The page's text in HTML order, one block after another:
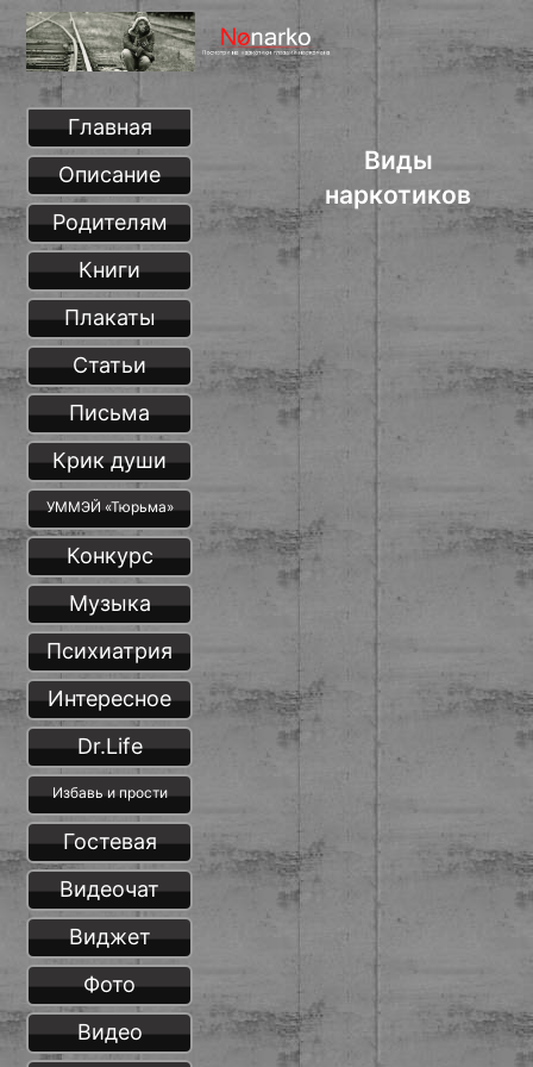
Виды
наркотиков
Главная
Описание
Родителям
Книги
Плакаты
Статьи
Письма
Крик души
УММЭЙ «Тюрьма»
Конкурс
Музыка
Психиатрия
Интересное
Dr.Life
Избавь и прости
Гостевая
Видеочат
Виджет
Фото
Видео